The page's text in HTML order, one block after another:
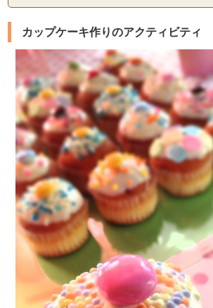
カップケーキ作りのアクティビティ